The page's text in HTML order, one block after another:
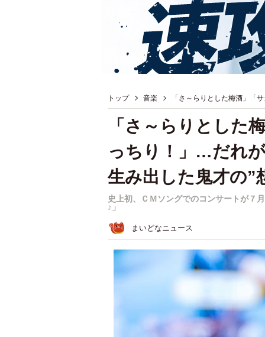
トップ 音楽 「さ～らりとした梅酒」
「さ～らりとした
っちり！」…だれ
生み出した鬼才の”
史上初、ＣＭソングでのコンサートが７
♪」
まいどなニュース